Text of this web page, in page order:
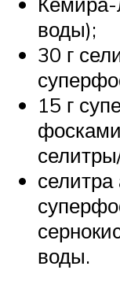
воды);
30 г
15 г
воды.